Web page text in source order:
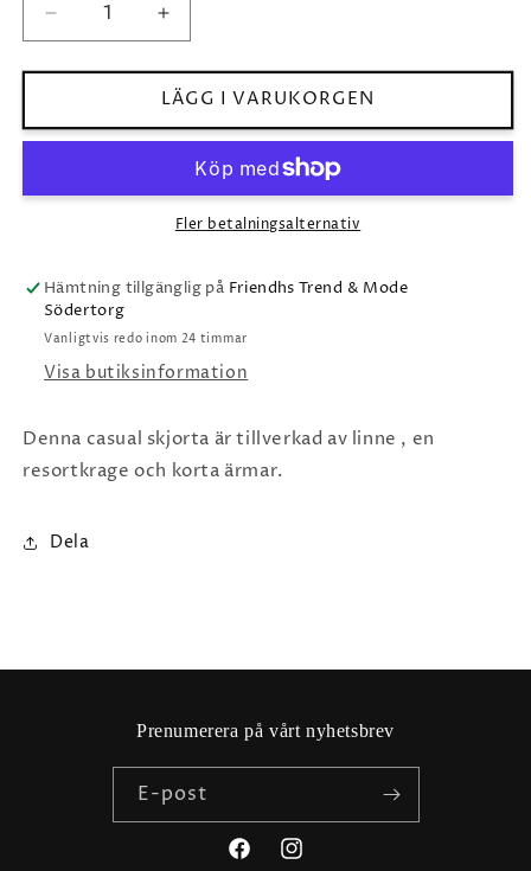
Minska
kvantitet
för
Linneskjorta,
Kort
Öka
kvantitet
för
Vit
Linneskjorta,
Kort
Ärm
LÄGG I VARUKORGEN
Fler betalningsalternativ
Hämtning tillgänglig på Friendhs Trend & Mode
Södertorg
Vanligtvis redo inom 24 timmar
Visa butiksinformation
Denna casual skjorta är tillverkad av linne , en
resortkrage och korta ärmar.
Dela
Prenumerera på vårt nyhetsbrev
E-post
FacebookInstagram